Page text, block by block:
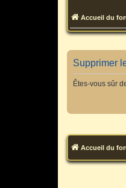
Accueil du
Supprimer
Êtes-vous sûr
Accueil du